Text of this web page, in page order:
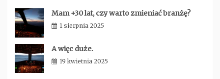
Mam +30 lat, czy warto zmieniać branżę?
1 sierpnia 2025
A więc duże.
19 kwietnia 2025